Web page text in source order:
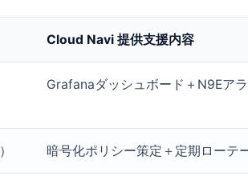
Cloud Navi 提供支援内容
Grafanaダッシュボード＋N9Eア
暗号化ポリシー策定＋定期ローテ